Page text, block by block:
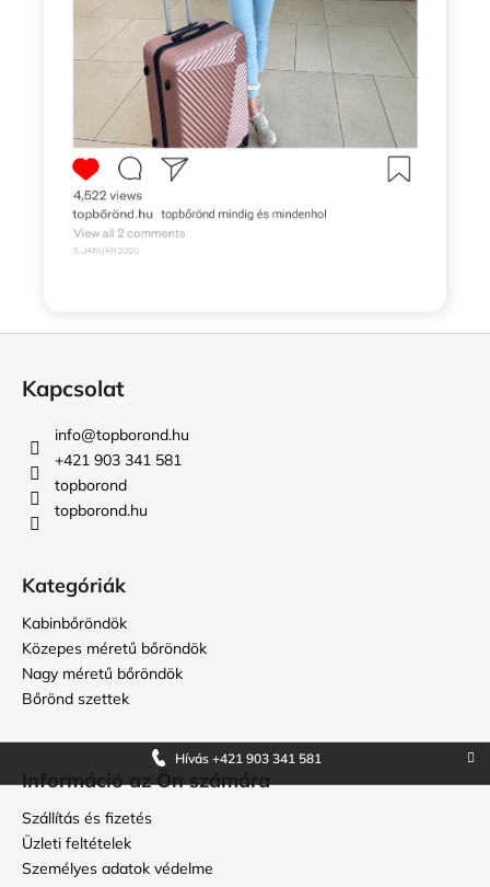
Hívás +421 903 341 581
Kapcsolat
info@topborond.hu
+421 903 341 581
topborond
topborond.hu
Kategóriák
Kabinbőröndök
Közepes méretű bőröndök
Nagy méretű bőröndök
Bőrönd szettek
Információ az Ön számára
Szállítás és fizetés
Üzleti feltételek
Személyes adatok védelme